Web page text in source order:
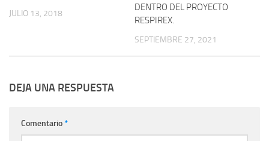
JULIO 13, 2018
DENTRO DEL PROYECTO
RESPIREX.
SEPTIEMBRE 27, 2021
DEJA UNA RESPUESTA
Comentario*